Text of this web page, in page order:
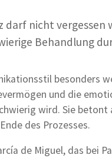
darf nicht
Behandlung
besonders
und die
wird. Sie
des Prozesses.
de Miguel, das bei